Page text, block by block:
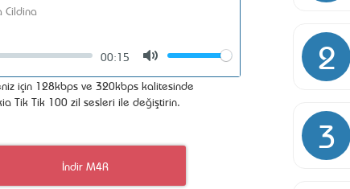
Cildina
00:15
Volume
için 128kbps ve 320kbps kalitesinde
Tik Tik 100 zil sesleri ile değiştirin.
İndir M4R
2
3